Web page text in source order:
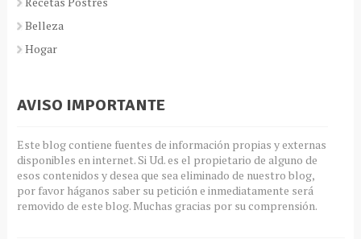
Belleza
Hogar
AVISO IMPORTANTE
Este blog contiene fuentes de información propias y externas
disponibles en internet. Si Ud. es el propietario de alguno de
esos contenidos y desea que sea eliminado de nuestro blog,
por favor háganos saber su petición e inmediatamente será
removido de este blog. Muchas gracias por su comprensión.